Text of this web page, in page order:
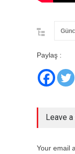
Paylaş :
Leave
Your email